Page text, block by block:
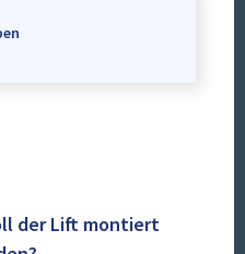
der Lift montiert